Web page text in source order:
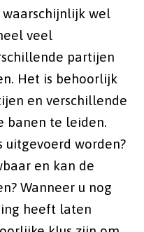
waarschijnlijk wel
veel
partijen
Het is behoorlijk
en verschillende
banen te leiden.
uitgevoerd worden?
en kan de
Wanneer u nog
heeft laten